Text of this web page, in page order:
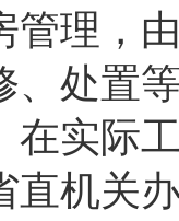
管理，
、处置
在实际
直机关